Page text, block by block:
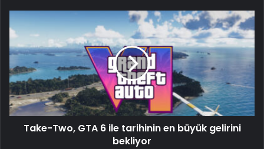
Take-Two, GTA 6 ile tarihinin en büyük gelirini
bekliyor